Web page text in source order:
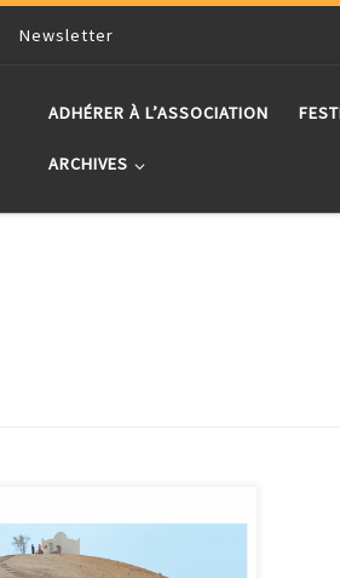
Newsletter
ADHÉRER À L’ASSOCIATION
ARCHIVES